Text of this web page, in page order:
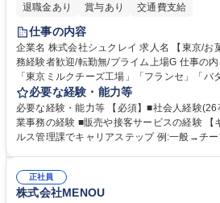
退職金あり
賞与あり 交通費支給
仕事の内容
企業名 株式会社シュクレイ 求人名 【東京/お菓子メーカーの事務担当】事
務経験者歓迎/転勤無/プライム上場G 仕事の内容 「ザ・メープルマニア」
「東京ミルクチーズ工場」「フランセ」「バ
ー」「DROOLY」等のブランドを多数展開す
ブランド商品の事務業務をお任せいたします。 【具体的な業務内容】
舗からの発注受付/PC入力業務 ■受電対応(社
録 ■日々の売上抽出・報告 ■提携企業への書
必要な経験・能力等
必要な経験・能力等 【必須】■社会人経験
業事務の経験 ■販売や接客サービスの経験 【キャリアステップ】 (1)セー
ルス管理課でキャリアステップ 例:一般→チ
や個別面談を通してご自身のキャリアと向き
もバックアップしていきます。 学歴・資格 学歴：大学院 大学 高専 短大
正社員
株式会社MENOU